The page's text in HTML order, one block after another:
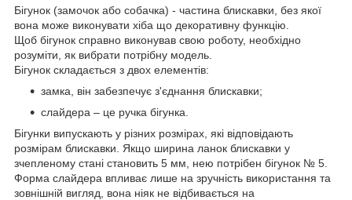
Бігунок (замочок або собачка) - частина блискавки, без якої
вона може виконувати хіба що декоративну функцію.
Щоб бігунок справно виконував свою роботу, необхідно
розуміти, як вибрати потрібну модель.
Бігунок складається з двох елементів:
замка, він забезпечує з'єднання блискавки;
слайдера – це ручка бігунка.
Бігунки випускають у різних розмірах, які відповідають
розмірам блискавки. Якщо ширина ланок блискавки у
зчепленому стані становить 5 мм, нею потрібен бігунок № 5.
Форма слайдера впливає лише на зручність використання та
зовнішній вигляд, вона ніяк не відбивається на